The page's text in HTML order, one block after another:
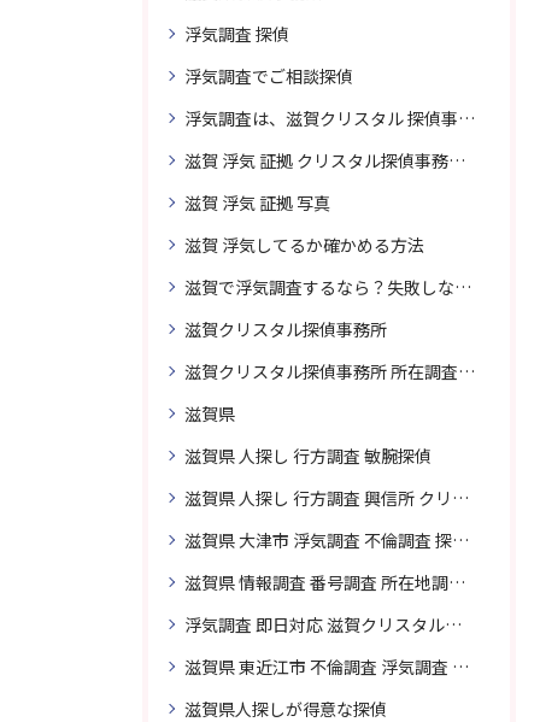
浮気調査 探偵
浮気調査でご相談探偵
浮気調査は、滋賀クリスタル 探偵事務所はご相談
滋賀 浮気 証拠 クリスタル探偵事務所 相談 無料
滋賀 浮気 証拠 写真
滋賀 浮気してるか確かめる方法
滋賀で浮気調査するなら？失敗しない探偵の選び方
滋賀クリスタル探偵事務所
滋賀クリスタル探偵事務所 所在調査 得意
滋賀県
滋賀県 人探し 行方調査 敏腕探偵
滋賀県 人探し 行方調査 興信所 クリスタル探偵がおすすめ
滋賀県 大津市 浮気調査 不倫調査 探偵 探偵事務所 素行調査 企業調査 興信所
滋賀県 情報調査 番号調査 所在地調査 企業調査 探偵事務所
浮気調査 即日対応 滋賀クリスタル探偵事務所
滋賀県 東近江市 不倫調査 浮気調査 探偵 探偵事務所 無料相談 調査料金
滋賀県人探しが得意な探偵